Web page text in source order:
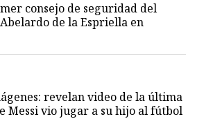
consejo de seguridad del
de la Espriella en
revelan video de la última
Messi vio jugar a su hijo al fútbol